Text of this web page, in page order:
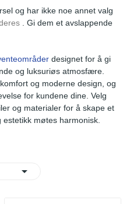
og har ikke noe annet valg
. Gi dem et avslappende
designet for å gi
og luksuriøs atmosfære.
og moderne design, og
for kundene dine. Velg
og materialer for å skape et
møtes harmonisk.
